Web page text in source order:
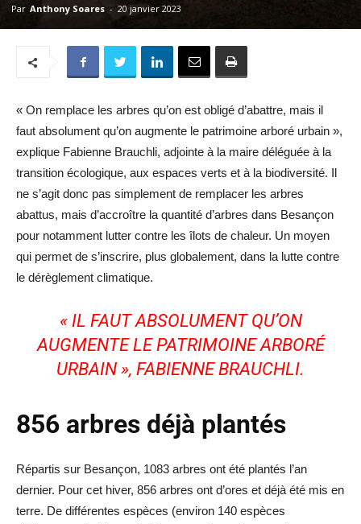
Par Anthony Soares - 20 janvier 2023
« On remplace les arbres qu’on est obligé d’abattre, mais il
faut absolument qu’on augmente le patrimoine arboré urbain »,
explique Fabienne Brauchli, adjointe à la maire déléguée à la
transition écologique, aux espaces verts et à la biodiversité. Il
ne s’agit donc pas simplement de remplacer les arbres
abattus, mais d’accroître la quantité d’arbres dans Besançon
pour notamment lutter contre les îlots de chaleur. Un moyen
qui permet de s’inscrire, plus globalement, dans la lutte contre
le dérèglement climatique.
« IL FAUT ABSOLUMENT QU’ON
AUGMENTE LE PATRIMOINE ARBORÉ
URBAIN », FABIENNE BRAUCHLI.
856 arbres déjà plantés
Répartis sur Besançon, 1083 arbres ont été plantés l’an
dernier. Pour cet hiver, 856 arbres ont d’ores et déjà été mis en
terre. De différentes espèces (environ 140 espèces